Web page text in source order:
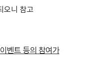
오니 참고
벤트 등의 참여가